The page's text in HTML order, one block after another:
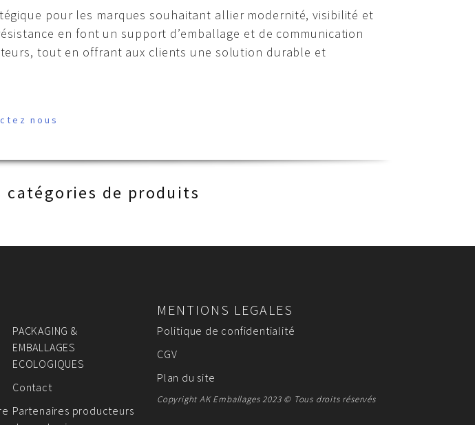
pour les marques souhaitant allier modernité, visibilité et
en font un support d’emballage et de communication
tout en offrant aux clients une solution durable et
nous
catégories de produits
PACKAGING &
EMBALLAGES
ECOLOGIQUES
Contact
Partenaires producteurs
MENTIONS LEGALES
Politique de confidentialité
CGV
Plan du site
Copyright AK Emballages 2023 © Tous droits réservés